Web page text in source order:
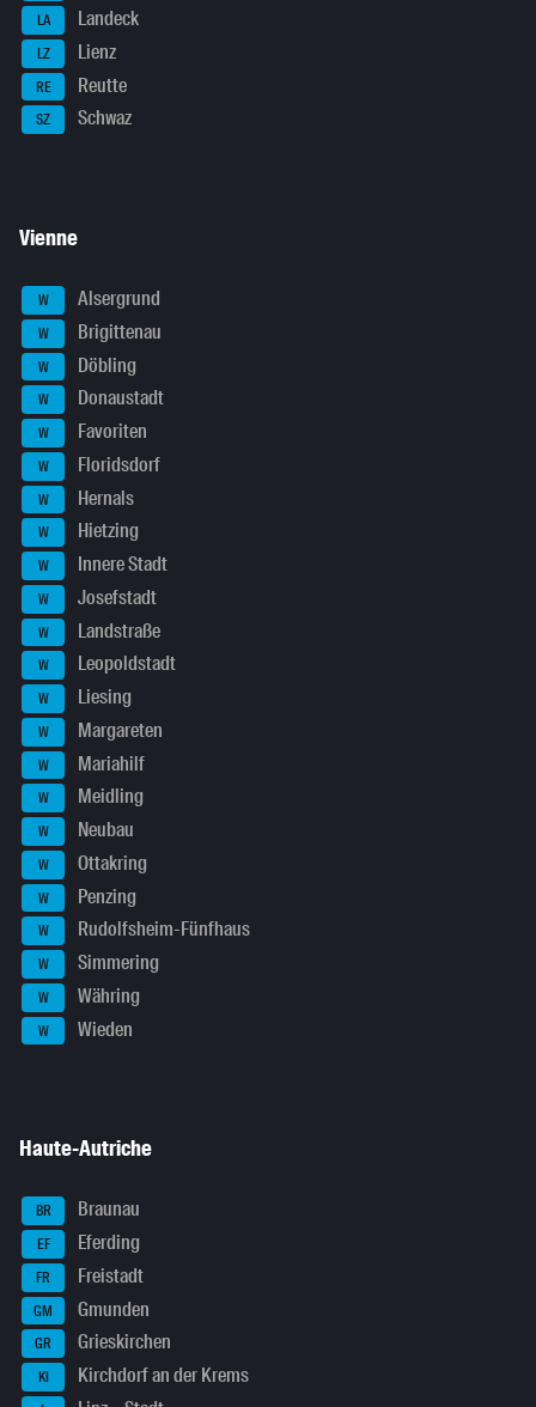
LA Landeck
LZ Lienz
RE Reutte
SZ Schwaz
Vienne
W Alsergrund
W Brigittenau
W Döbling
W Donaustadt
W Favoriten
W Floridsdorf
W Hernals
W Hietzing
W Innere Stadt
W Josefstadt
W Landstraße
W Leopoldstadt
W Liesing
W Margareten
W Mariahilf
W Meidling
W Neubau
W Ottakring
W Penzing
W Rudolfsheim-Fünfhaus
W Simmering
W Währing
W Wieden
Haute-Autriche
BR Braunau
EF Eferding
FR Freistadt
GM Gmunden
GR Grieskirchen
KI Kirchdorf an der Krems